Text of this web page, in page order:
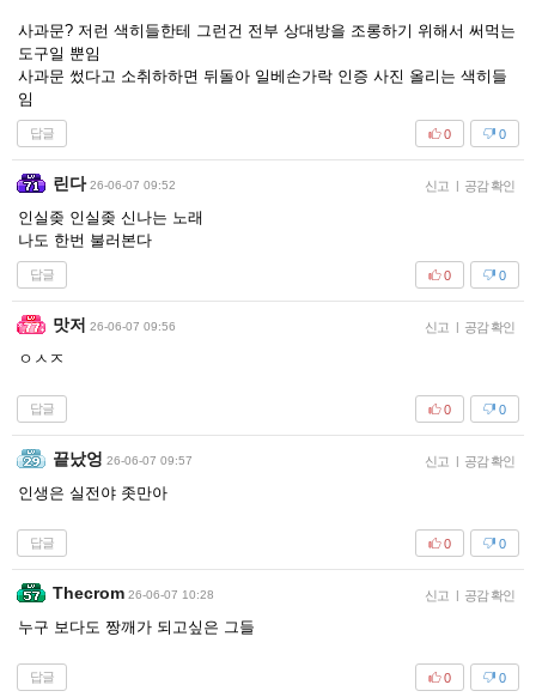
사과문? 저런 색히들한테 그런건 전부 상대방을 조롱하기 위해서 써먹는
도구일 뿐임
사과문 썼다고 소취하하면 뒤돌아 일베손가락 인증 사진 올리는 색히들
임
답글 0
0
린다 26-06-07 09:52 신고 | 공감 확인
인실좆 인실좆 신나는 노래
나도 한번 불러본다
답글 0
0
맛저 26-06-07 09:56 신고 | 공감 확인
ㅇㅅㅈ
답글 0
0
끝났엉 26-06-07 09:57 신고 | 공감 확인
인생은 실전야 좃만아
답글 0
0
Thecrom 26-06-07 10:28 신고 | 공감 확인
누구 보다도 짱깨가 되고싶은 그들
답글 0
0